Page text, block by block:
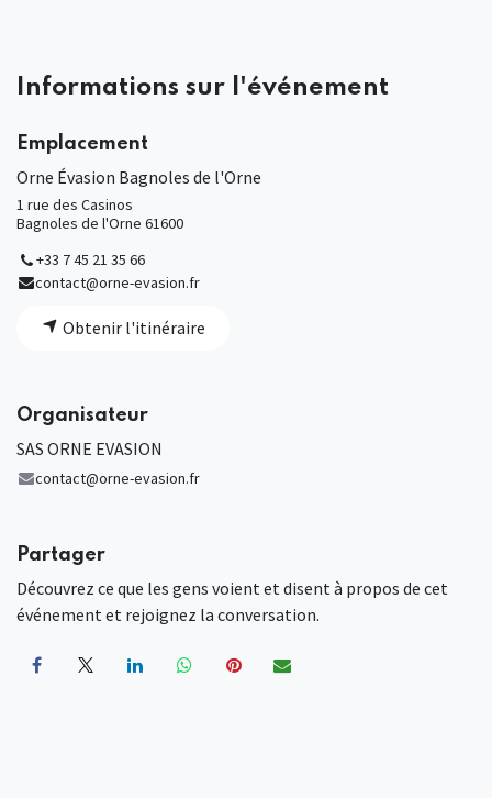
Informations sur l'événement
Emplacement
Orne Évasion Bagnoles de l'Orne
1 rue des Casinos
Bagnoles de l'Orne 61600
+33 7 45 21 35 66
contact@orne-evasion.fr
Obtenir l'itinéraire
Organisateur
SAS ORNE EVASION
contact@orne-evasion.fr
Partager
Découvrez ce que les gens voient et disent à propos de cet
événement et rejoignez la conversation.